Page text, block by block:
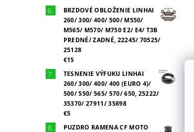
BRZDOVÉ OBLOŽENIE LINHAI
260/ 300/ 400/ 500/ M550/
M565/ M570/ M750 E2/ E4/ T3B
PREDNÉ/ ZADNÉ, 22245/ 70525/
25128
€15
TESNENIE VÝFUKU LINHAI
260/ 300/ 400/ 400 (EURO 4)/
500/ 550/ 565/ 570/ 650, 25222/
35370/ 27911/ 35898
€5
PUZDRO RAMENA CF MOTO